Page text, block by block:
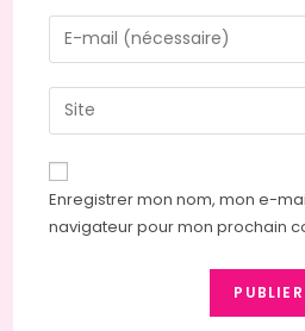
name
or
to
comment
Enter
your
email
address
comment
Saisir
l’URL
de
votre
site
Enregistrer mon nom, mon e-
navigateur pour mon prochain